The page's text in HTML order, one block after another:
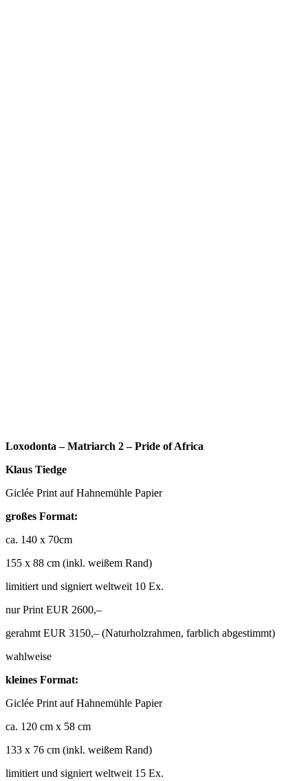
Loxodonta – Matriarch 2 – Pride of Africa
Klaus Tiedge
Giclée Print auf Hahnemühle Papier
großes Format:
ca. 140 x 70cm
155 x 88 cm (inkl. weißem Rand)
limitiert und signiert weltweit 10 Ex.
nur Print EUR 2600,–
gerahmt EUR 3150,– (Naturholzrahmen, farblich abgestimmt)
wahlweise
kleines Format:
Giclée Print auf Hahnemühle Papier
ca. 120 cm x 58 cm
133 x 76 cm (inkl. weißem Rand)
limitiert und signiert weltweit 15 Ex.